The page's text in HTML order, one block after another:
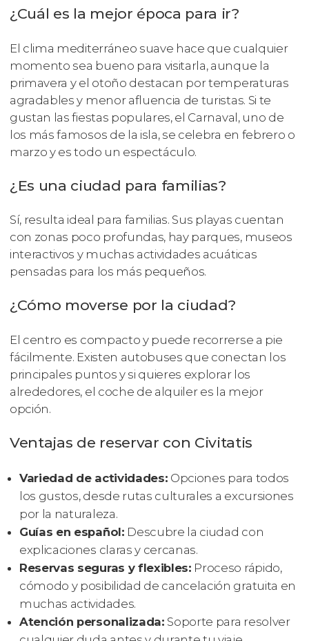
¿Cuál es la mejor época para ir?
El clima mediterráneo suave hace que cualquier
momento sea bueno para visitarla, aunque la
primavera y el otoño destacan por temperaturas
agradables y menor afluencia de turistas. Si te
gustan las fiestas populares, el Carnaval, uno de
los más famosos de la isla, se celebra en febrero o
marzo y es todo un espectáculo.
¿Es una ciudad para familias?
Sí, resulta ideal para familias. Sus playas cuentan
con zonas poco profundas, hay parques, museos
interactivos y muchas actividades acuáticas
pensadas para los más pequeños.
¿Cómo moverse por la ciudad?
El centro es compacto y puede recorrerse a pie
fácilmente. Existen autobuses que conectan los
principales puntos y si quieres explorar los
alrededores, el coche de alquiler es la mejor
opción.
Ventajas de reservar con Civitatis
Variedad de actividades: Opciones para todos
los gustos, desde rutas culturales a excursiones
por la naturaleza.
Guías en español: Descubre la ciudad con
explicaciones claras y cercanas.
Reservas seguras y flexibles: Proceso rápido,
cómodo y posibilidad de cancelación gratuita en
muchas actividades.
Atención personalizada: Soporte para resolver